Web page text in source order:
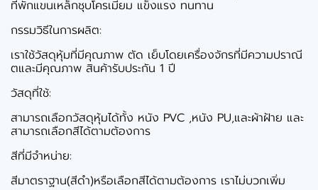
ที่พักแขนเหล็กชุบโครเมียม แข็งแรง ทนทาน
กรรมวิธีในการผลิต:
เราใช้วัสดุหุ้มที่มีคุณภาพ ตัด เย็บโดยเครื่องจักรที่มีความปราณี
ตและมีคุณภาพ สินค้ารับประกัน 1 ปี
วัสดุที่ใช้:
สามารถเลือกวัสดุหุ้มได้ทั้ง หนัง PVC ,หนัง PU,และผ้าฝ้าย และ
สามารถเลือกสีได้ตามต้องการ
สีที่มีจำหน่าย:
สีมาตราฐาน(สีดำ)หรือเลือกสีได้ตามต้องการ เราไม่บวกเพิ่ม